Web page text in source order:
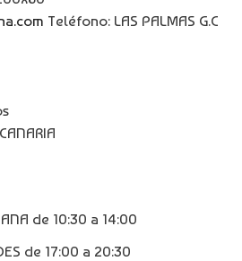
Teléfono: LAS PALMAS G.C
de 10:30 a 14:00
de 17:00 a 20:30